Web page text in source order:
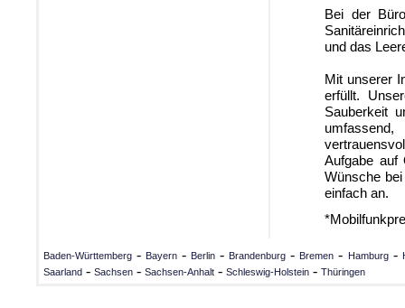
Bei der
und das
Mit unserer
erfüllt.
Sauberkeit
Aufgabe auf
Wünsche
einfach an.
Baden-Württemberg - Bayern - Berlin - Brandenburg - Bremen - Hamburg-
Saarland - Sachsen - Sachsen-Anhalt - Schleswig-Holstein - Thüringen